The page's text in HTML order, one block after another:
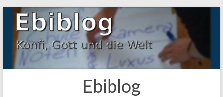
Zum
Inhalt
springen
Ebiblog